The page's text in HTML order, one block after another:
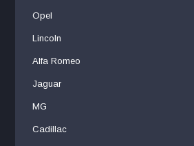
Opel
Lincoln
Alfa Romeo
Jaguar
MG
Cadillac